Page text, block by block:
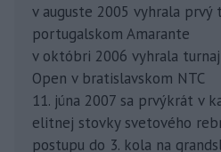
v auguste 2005 vyhrala prvý
portugalskom Amarante
v októbri 2006 vyhrala
Open v bratislavskom NTC
11. júna 2007 sa prvýkrát v
elitnej stovky svetového
postupu do 3. kola na